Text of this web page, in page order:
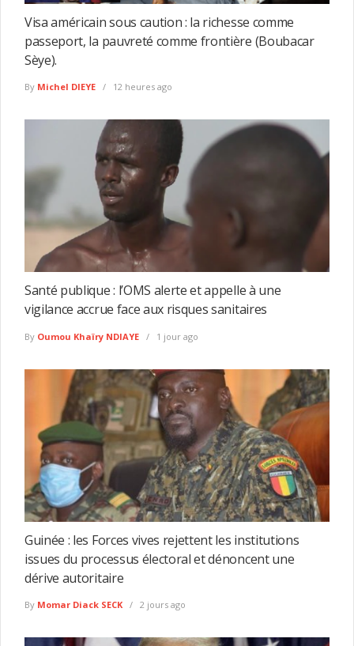
Visa américain sous caution : la richesse comme
passeport, la pauvreté comme frontière (Boubacar
Sèye).
By Michel DIEYE 12 heures ago
Santé publique : l’OMS alerte et appelle à une
vigilance accrue face aux risques sanitaires
By Oumou Khaïry NDIAYE 1 jour ago
Guinée : les Forces vives rejettent les institutions
issues du processus électoral et dénoncent une
dérive autoritaire
By Momar Diack SECK 2 jours ago